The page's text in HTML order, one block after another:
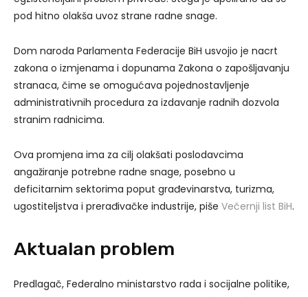
pod hitno olakša uvoz strane radne snage.
Dom naroda Parlamenta Federacije BiH usvojio je nacrt
zakona o izmjenama i dopunama Zakona o zapošljavanju
stranaca, čime se omogućava pojednostavljenje
administrativnih procedura za izdavanje radnih dozvola
stranim radnicima.
Ova promjena ima za cilj olakšati poslodavcima
angažiranje potrebne radne snage, posebno u
deficitarnim sektorima poput građevinarstva, turizma,
ugostiteljstva i prerađivačke industrije, piše Večernji list BiH.
Aktualan problem
Predlagač, Federalno ministarstvo rada i socijalne politike,